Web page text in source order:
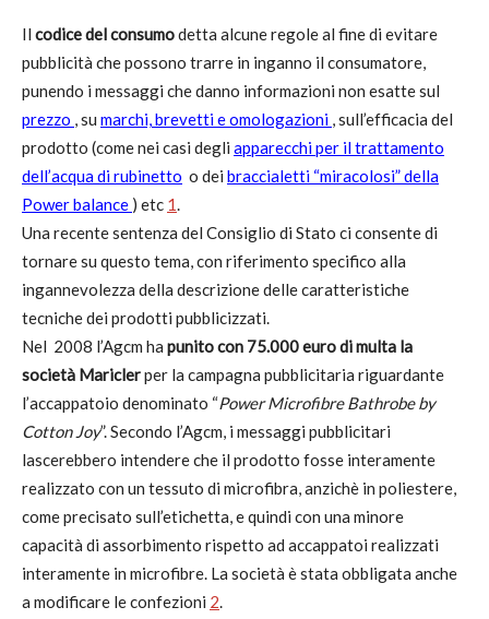
Il codice del consumodetta alcune regole al fine di evitare
pubblicità che possono trarre in inganno il consumatore,
punendo i messaggi che danno informazioni non esatte sul
prezzo , su marchi, brevetti e omologazioni , sull’efficacia del
prodotto (come nei casi degli apparecchi per il trattamento
dell’acqua di rubinetto o dei braccialetti “miracolosi” della
Power balance ) etc 1.
Una recente sentenza del Consiglio di Stato ci consente di
tornare su questo tema, con riferimento specifico alla
ingannevolezza della descrizione delle caratteristiche
tecniche dei prodotti pubblicizzati.
Nel 2008 l’Agcm ha punito con 75.000 euro di multa la
società Mariclerper la campagna pubblicitaria riguardante
l’accappatoio denominato “Power Microfibre Bathrobe by
Cotton Joy”. Secondo l’Agcm, i messaggi pubblicitari
lascerebbero intendere che il prodotto fosse interamente
realizzato con un tessuto di microfibra, anzichè in poliestere,
come precisato sull’etichetta, e quindi con una minore
capacità di assorbimento rispetto ad accappatoi realizzati
interamente in microfibre. La società è stata obbligata anche
a modificare le confezioni 2.